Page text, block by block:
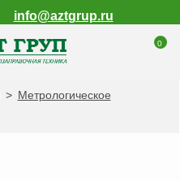
info@aztgrup.ru
0
> Метрологическое